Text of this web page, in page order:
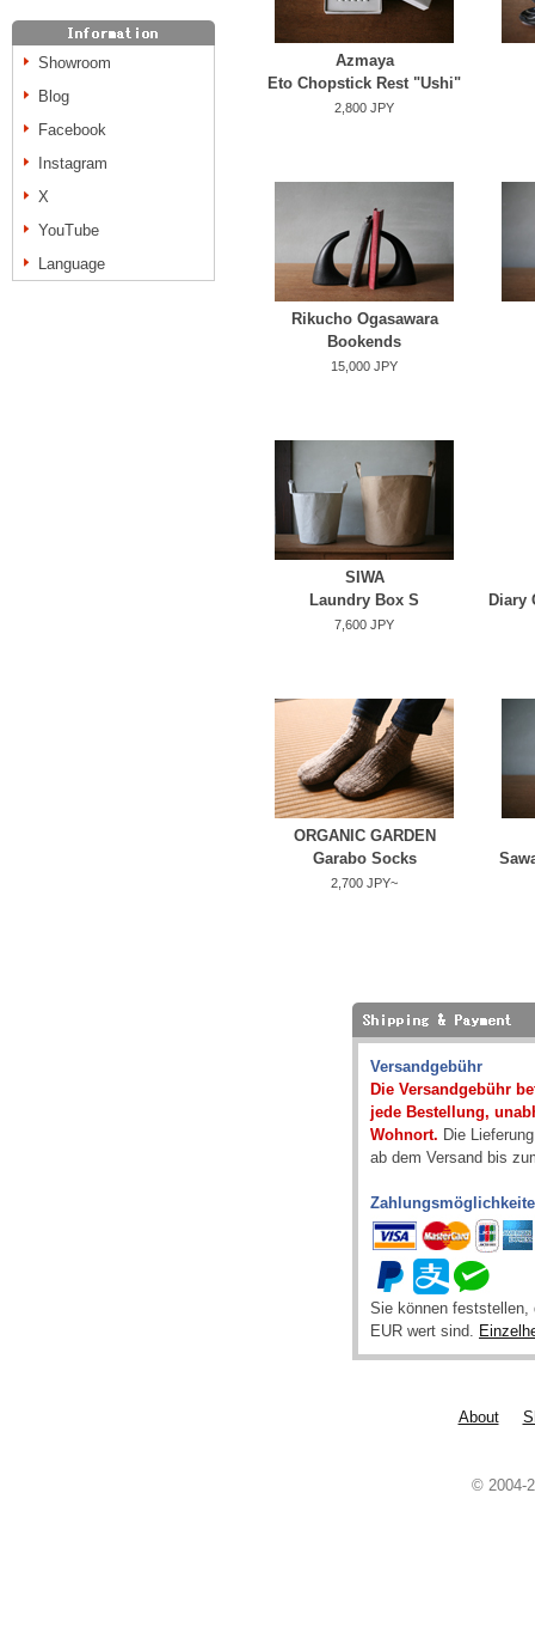
Showroom
Blog
Facebook
Instagram
X
YouTube
Language
Azmaya
Eto Chopstick Rest "Ushi"
2,800 JPY
Rikucho Ogasawara
Bookends
15,000 JPY
SIWA
Laundry Box S
7,600 JPY
Diary
ORGANIC GARDEN
Garabo Socks
2,700 JPY~
Versandgebühr
Die Versandgebühr
jede Bestellung,
Wohnort. Die
ab dem Versand bis
Sie können
EUR wert sind.
About
© 2004-